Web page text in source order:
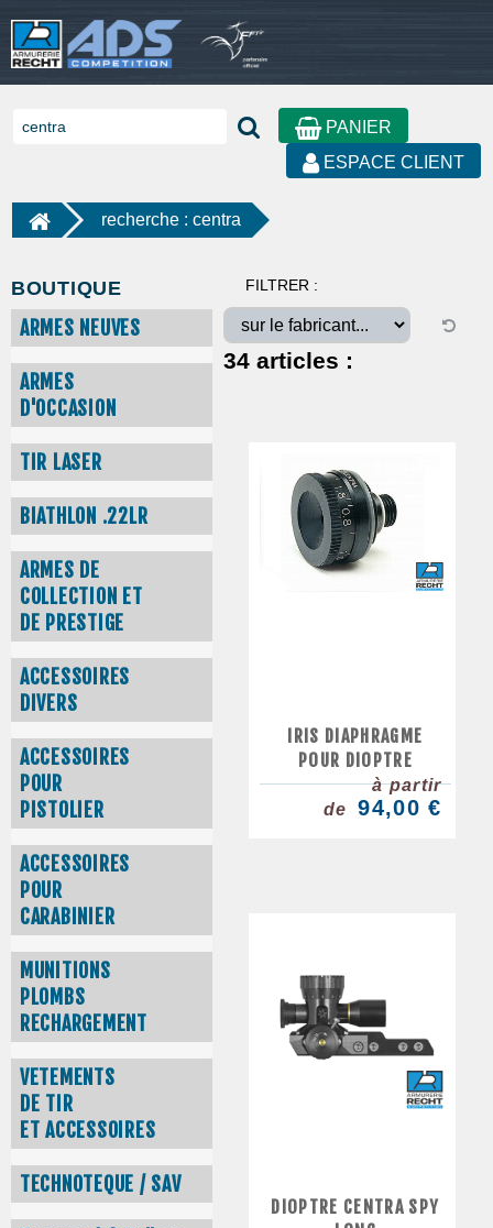
PANIER
ESPACE CLIENT
recherche : centra
BOUTIQUE
ARMES NEUVES
ARMES
D'OCCASION
TIR LASER
BIATHLON .22LR
ARMES DE
COLLECTION ET
DE PRESTIGE
ACCESSOIRES
DIVERS
ACCESSOIRES
POUR
PISTOLIER
ACCESSOIRES
POUR
CARABINIER
MUNITIONS
PLOMBS
RECHARGEMENT
VETEMENTS
DE TIR
ET ACCESSOIRES
TECHNOTEQUE / SAV
FILTRER :
34articles :
IRIS DIAPHRAGME
POUR DIOPTRE
à partir
de
94,00 €
DIOPTRE CENTRA SPY